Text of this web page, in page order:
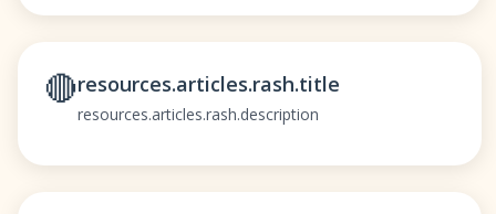
🔴resources.articles.rash.title
resources.articles.rash.description